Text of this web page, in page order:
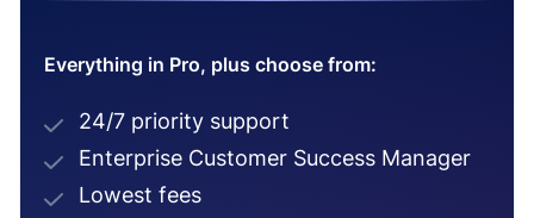
Everything in Pro, plus choose from:
24/7 priority support
Enterprise Customer Success Manager
Lowest fees